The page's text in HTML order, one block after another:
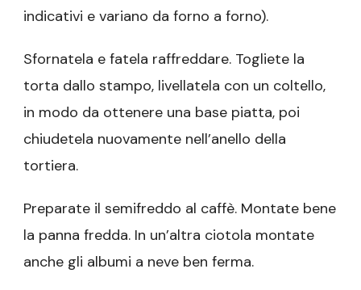
indicativi e variano da forno a forno).
Sfornatela e fatela raffreddare. Togliete la
torta dallo stampo, livellatela con un coltello,
in modo da ottenere una base piatta, poi
chiudetela nuovamente nell’anello della
tortiera.
Preparate il semifreddo al caffè. Montate bene
la panna fredda. In un’altra ciotola montate
anche gli albumi a neve ben ferma.